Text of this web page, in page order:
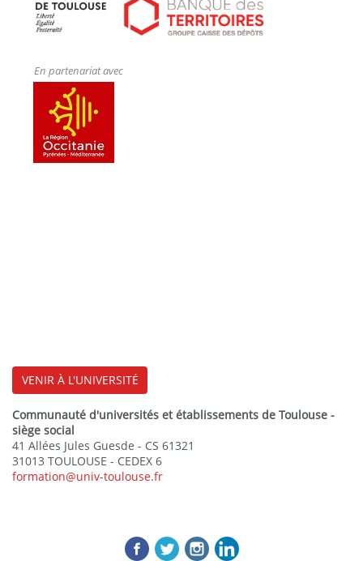
En partenariat avec
VENIR À L'UNIVERSITÉ
Communauté d'universités et établissements de Toulouse -
siège social
41 Allées Jules Guesde - CS 61321
31013 TOULOUSE - CEDEX 6
formation@univ-toulouse.fr